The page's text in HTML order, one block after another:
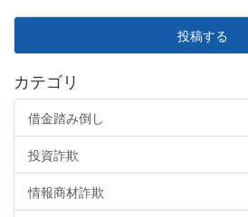
投稿する
カテゴリ
借金踏み倒し
投資詐欺
情報商材詐欺